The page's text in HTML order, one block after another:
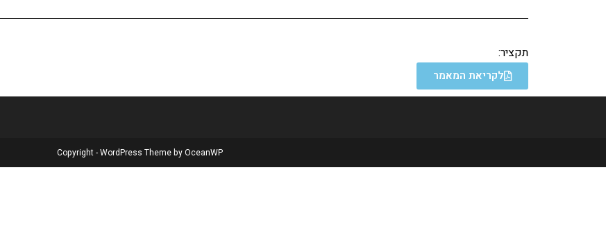
תקציר:
לקריאת המאמר
Copyright - WordPress Theme by OceanWP